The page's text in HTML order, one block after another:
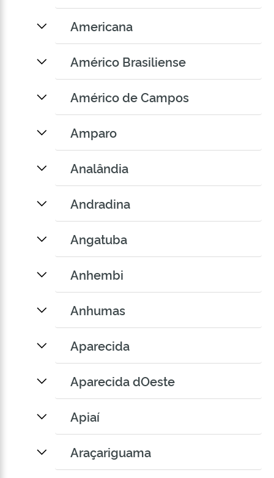
Americana
Américo Brasiliense
Américo de Campos
Amparo
Analândia
Andradina
Angatuba
Anhembi
Anhumas
Aparecida
Aparecida dOeste
Apiaí
Araçariguama